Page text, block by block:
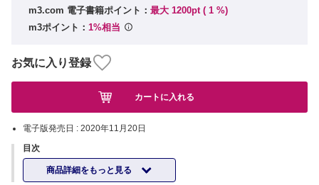
電子版発売日 : 2020年11月20日
目次
商品詳細をもっと見る
m3.com 電子書籍ポイント： 最大 1200pt ( 1 %)
m3ポイント： 1%相当
お気に入り登録
カートに入れる